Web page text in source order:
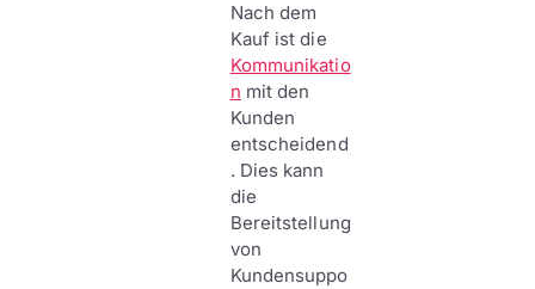
Nach dem
Kauf ist die
Kommunikatio
n mit den
Kunden
entscheidend
. Dies kann
die
Bereitstellung
von
Kundensuppo